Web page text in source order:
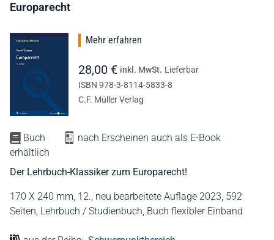
Europarecht
Buch
nach Erscheinen auch als E-Book
erhältlich
Der Lehrbuch-Klassiker zum Europarecht!
170 X 240 mm, 12., neu bearbeitete Auflage 2023, 592
Seiten, Lehrbuch / Studienbuch, Buch flexibler Einband
Mehr erfahren
28,00 € inkl. MwSt. Lieferbar
ISBN 978-3-8114-5833-8
C.F. Müller Verlag